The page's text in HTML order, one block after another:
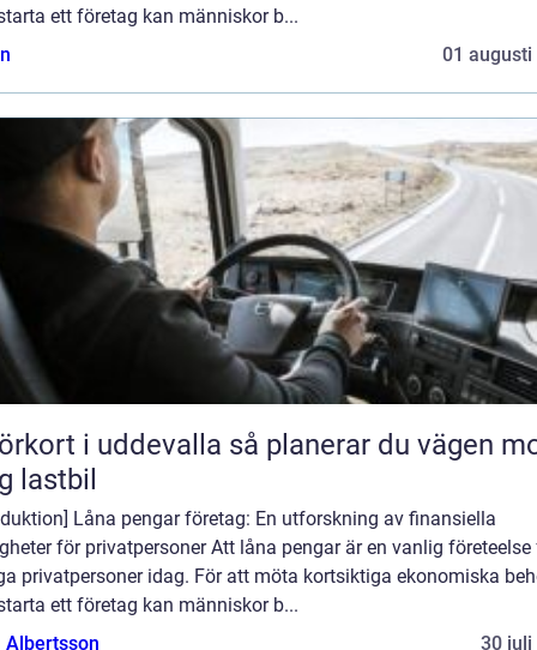
ett företag kan människor b...
01 augusti
i uddevalla så planerar du vägen mot
lastbil
Låna pengar företag: En utforskning av finansiella
för privatpersoner Att låna pengar är en vanlig företeelse
privatpersoner idag. För att möta kortsiktiga ekonomiska
ett företag kan människor b...
Albertsson
30 juli